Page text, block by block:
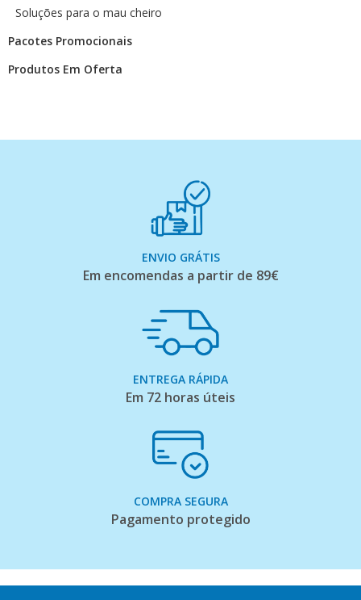
Soluções para o mau cheiro
Pacotes Promocionais
Produtos Em Oferta
ENVIO GRÁTIS
Em encomendas a partir de 89€
ENTREGA RÁPIDA
Em 72 horas úteis
COMPRA SEGURA
Pagamento protegido